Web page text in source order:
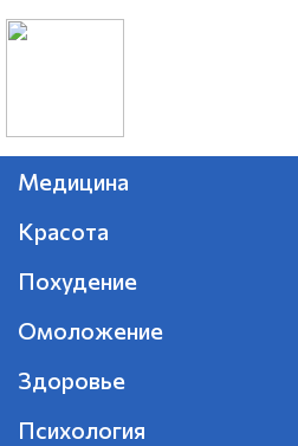
Медицина
Красота
Похудение
Омоложение
Здоровье
Психология